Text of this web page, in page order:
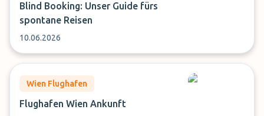
Blind Booking: Unser Guide fürs
spontane Reisen
10.06.2026
Wien Flughafen
Flughafen Wien Ankunft